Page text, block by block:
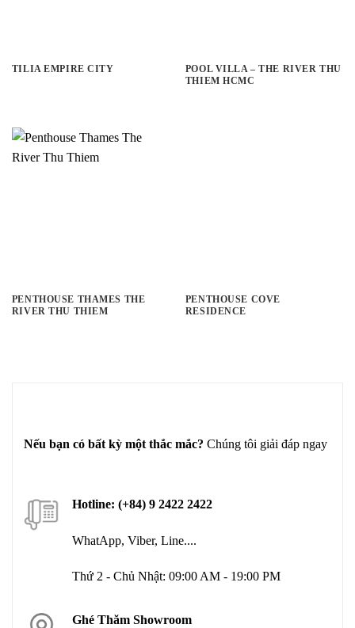
TILIA EMPIRE CITY
POOL VILLA – THE RIVER THU
THIEM HCMC
PENTHOUSE THAMES THE
RIVER THU THIEM
PENTHOUSE COVE
RESIDENCE
Nếu bạn có bất kỳ một thắc mắc? Chúng tôi giải đáp ngay
Hotline: (+84) 9 2422 2422
WhatApp, Viber, Line....
Thứ 2 - Chủ Nhật: 09:00 AM - 19:00 PM
Ghé Thăm Showroom